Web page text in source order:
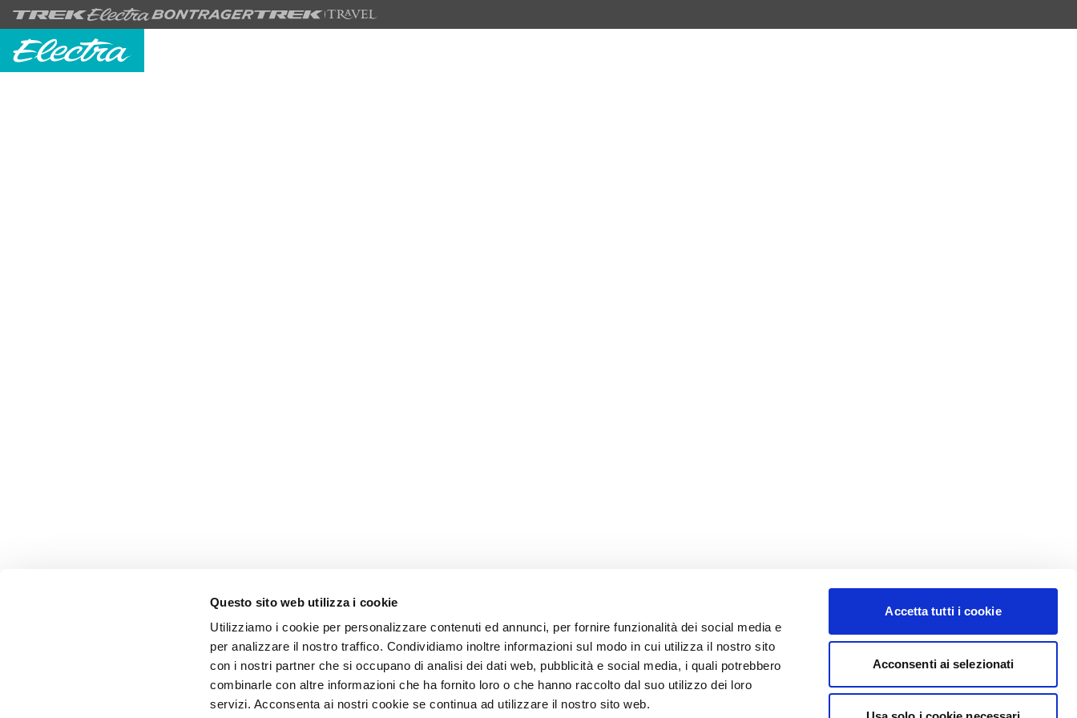
Questo sito web utilizza i cookie
Utilizziamo i cookie per personalizzare contenuti ed annunci, per fornire funzionalità dei social media e
per analizzare il nostro traffico. Condividiamo inoltre informazioni sul modo in cui utilizza il nostro sito
con i nostri partner che si occupano di analisi dei dati web, pubblicità e social media, i quali potrebbero
combinarle con altre informazioni che ha fornito loro o che hanno raccolto dal suo utilizzo dei loro
servizi. Acconsenta ai nostri cookie se continua ad utilizzare il nostro sito web.
Accetta tutti i cookie
Acconsenti ai selezionati